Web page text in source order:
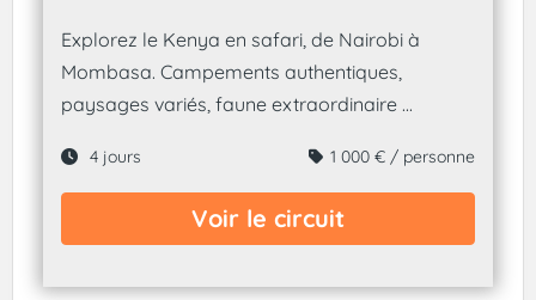
Explorez le Kenya en safari, de Nairobi à
Mombasa. Campements authentiques,
paysages variés, faune extraordinaire ...
4 jours 1 000 € / personne
Voir le circuit